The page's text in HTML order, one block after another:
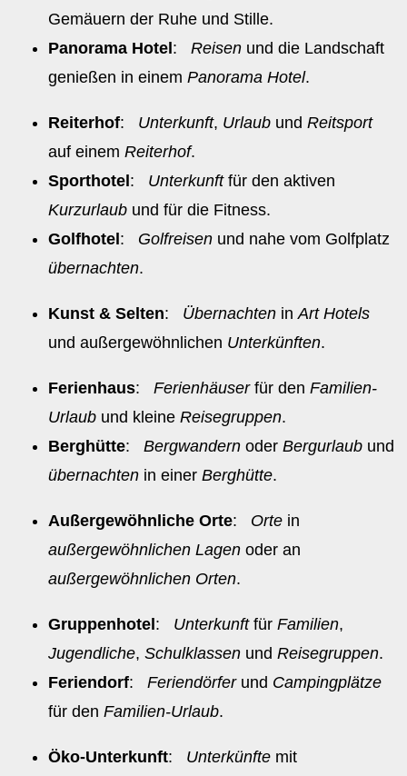
Gemäuern der Ruhe und Stille.
Panorama Hotel:Reisen und die Landschaft
genießen in einemPanorama Hotel.
Reiterhof: Unterkunft, Urlaub undReitsport
auf einemReiterhof.
Sporthotel: Unterkunftfür den aktiven
Kurzurlaub und für die Fitness.
Golfhotel: Golfreisen und nahe vom Golfplatz
übernachten.
Kunst & Selten: Übernachten inArt Hotels
und außergewöhnlichen Unterkünften.
Ferienhaus:Ferienhäuserfür denFamilien-
Urlaub und kleineReisegruppen.
Berghütte:Bergwandern oderBergurlaub und
übernachten in einerBerghütte.
Außergewöhnliche Orte: Orte in
außergewöhnlichen Lagen oder an
außergewöhnlichen Orten.
Gruppenhotel: UnterkunftfürFamilien,
Jugendliche,Schulklassen undReisegruppen.
Feriendorf:Feriendörferund Campingplätze
für denFamilien-Urlaub.
Öko-Unterkunft: Unterkünfte mit